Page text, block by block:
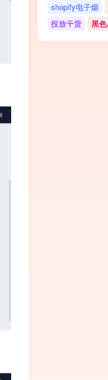
shopify电子烟
投放干货
黑